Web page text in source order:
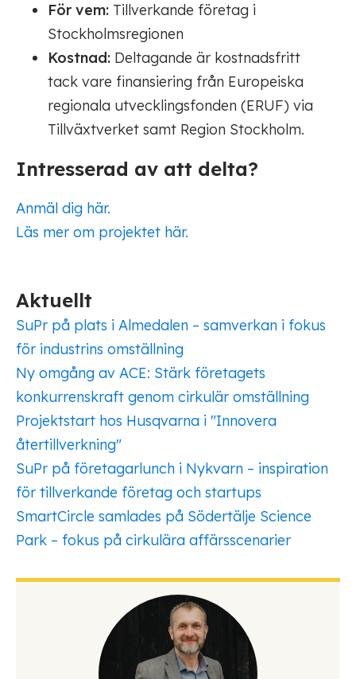
För vem: Tillverkande företag i
Stockholmsregionen
Kostnad: Deltagande är kostnadsfritt
tack vare finansiering från Europeiska
regionala utvecklingsfonden (ERUF) via
Tillväxtverket samt Region Stockholm.
Intresserad av att delta?
Anmäl dig här.
Läs mer om projektet här.
Aktuellt
SuPr på plats i Almedalen – samverkan i fokus
för industrins omställning
Ny omgång av ACE: Stärk företagets
konkurrenskraft genom cirkulär omställning
Projektstart hos Husqvarna i "Innovera
återtillverkning"
SuPr på företagarlunch i Nykvarn – inspiration
för tillverkande företag och startups
SmartCircle samlades på Södertälje Science
Park – fokus på cirkulära affärsscenarier